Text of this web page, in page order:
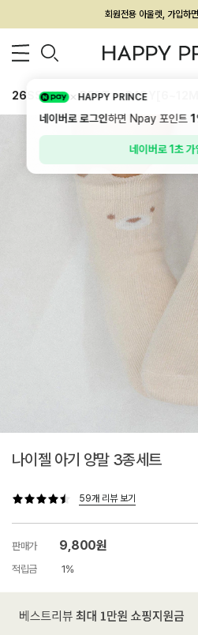
멤버십 최대
26SS 신상 BEST BABY[6~12M]
나이젤 아기 양말 3종세트
59개 리뷰 보기
판매가 9,800원
적립금 1%
HAPPY PRINCE
네이버로 로그인하면 Npay 포인트
네이버로 1초 가